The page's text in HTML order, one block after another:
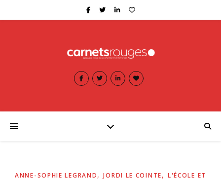
ANNE-SOPHIE LEGRAND,JORDI LE COINTE, L'ÉCOLE ET